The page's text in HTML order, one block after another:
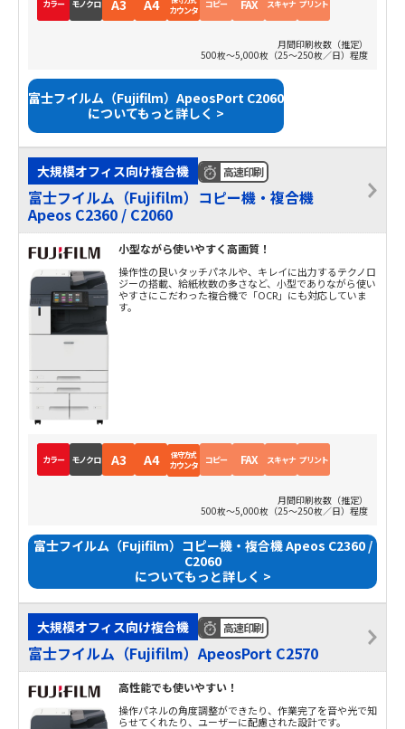
カラー モノクロ A3 A4 カウンタ コピー FAX スキャナ プリント
月間印刷枚数（推定）
500枚～5,000枚（25～250枚／日）程度
富士フイルム（Fujifilm）ApeosPort C2060
についてもっと詳しく >
大規模オフィス向け複合機 高速印刷
富士フイルム（Fujifilm）コピー機・複合機
Apeos C2360 / C2060
小型ながら使いやすく高画質！
操作性の良いタッチパネルや、キレイに出力するテクノロ
ジーの搭載、給紙枚数の多さなど、小型でありながら使い
やすさにこだわった複合機で「OCR」にも対応していま
す。
カラー モノクロ A3 A4 保守方式
カウンタ コピー FAX スキャナ プリント
月間印刷枚数（推定）
500枚～5,000枚（25～250枚／日）程度
富士フイルム（Fujifilm）コピー機・複合機 Apeos C2360 /
C2060
についてもっと詳しく >
大規模オフィス向け複合機 高速印刷
富士フイルム（Fujifilm）ApeosPort C2570
高性能でも使いやすい！
操作パネルの角度調整ができたり、作業完了を音や光で知
らせてくれたり、ユーザーに配慮された設計です。